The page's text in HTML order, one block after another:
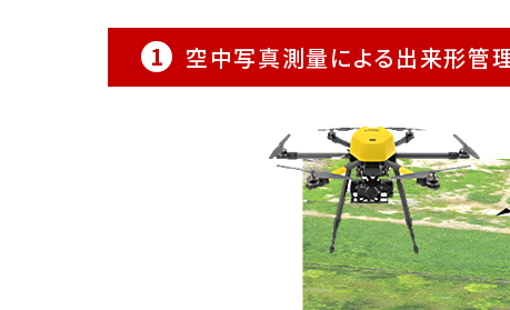
1 空中写真測量による出来形管